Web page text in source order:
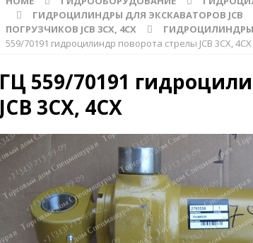
ГИДРОЦИЛИНДРЫ ДЛЯ ЭКСКАВАТОРОВ JCB
ПОГРУЗЧИКОВ JCB 3CX, 4CX
ГИДРОЦИЛИНДРЫ
559/70191 гидроцилиндр поворота стрелы JCB 3CX, 4CX
ГЦ 559/70191
JCB 3CX, 4CX